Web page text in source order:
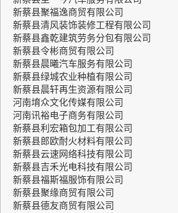
新蔡县聚福逸商贸有限公司
新蔡县清风装饰装修工程有限公司
新蔡县鑫乾建筑劳务分包有限公司
新蔡县令彬商贸有限公司
新蔡县晨曦汽车服务有限公司
新蔡县绿城农业种植有限公司
新蔡县晨轩再生资源有限公司
河南堉众文化传媒有限公司
河南讯裕电子商务有限公司
新蔡县利宏箱包加工有限公司
新蔡县郎欧耐火材料有限公司
新蔡县云速网络科技有限公司
新蔡县吉禾光电科技有限公司
新蔡县福斯福服饰有限公司
新蔡县聚缘商贸有限公司
新蔡县德友商贸有限公司